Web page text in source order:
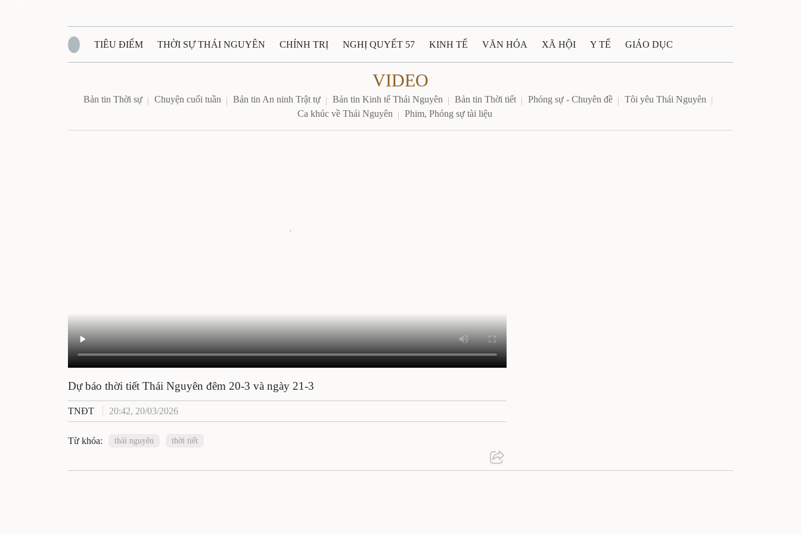
TIÊU ĐIỂM THỜI SỰ THÁI NGUYÊN CHÍNH TRỊ NGHỊ QUYẾT 57 KINH TẾ VĂN HÓA XÃ HỘI Y TẾ GIÁO DỤC
ĐẤT VÀ NGƯỜI THÁI NGUYÊN GIAO THÔNG
TÀI NGUYÊN - MÔI TRƯỜNG THỂ THAO THÔNG TIN - QUẢNG CÁO
VIDEO
Bản tin Thời sự Chuyện cuối tuần Bản tin An ninh Trật tự Bản tin Kinh tế Thái Nguyên Bản tin Thời tiết Phóng sự - Chuyên đề
Tôi yêu Thái Nguyên
Ca khúc về Thái Nguyên
Phim, Phóng sự tài liệu
Dự báo thời tiết Thái Nguyên đêm 20-3 và ngày 21-3
TNĐT 20:42, 20/03/2026
Từ khóa: thái nguyên thời tiết